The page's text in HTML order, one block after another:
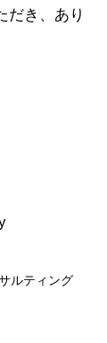
だき、あり
ルティング